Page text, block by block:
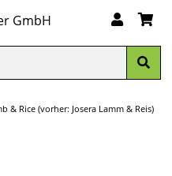
& Rice (vorher: Josera Lamm & Reis)